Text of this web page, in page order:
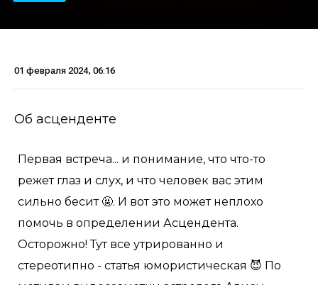
01 февраля 2024, 06:16
Об асценденте
Первая встреча... и понимание, что что-то
режет глаз и слух, и что человек вас этим
сильно бесит 🤬. И вот это может неплохо
помочь в определении Асцендента.
Осторожно! Тут все утрированно и
стереотипно - статья юмористическая 😈 По